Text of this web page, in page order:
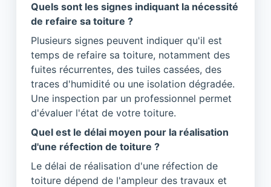
Quels sont les signes indiquant la nécessité
de refaire sa toiture ?
Plusieurs signes peuvent indiquer qu'il est
temps de refaire sa toiture, notamment des
fuites récurrentes, des tuiles cassées, des
traces d'humidité ou une isolation dégradée.
Une inspection par un professionnel permet
d'évaluer l'état de votre toiture.
Quel est le délai moyen pour la réalisation
d'une réfection de toiture ?
Le délai de réalisation d'une réfection de
toiture dépend de l'ampleur des travaux et